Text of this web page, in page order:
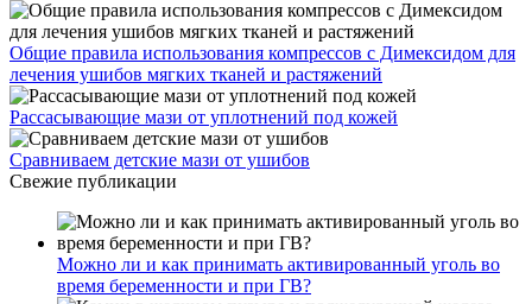
Общие правила использования компрессов с Димексидом для
лечения ушибов мягких тканей и растяжений
Рассасывающие мази от уплотнений под кожей
Сравниваем детские мази от ушибов
Свежие публикации
Можно ли и как принимать активированный уголь во
время беременности и при ГВ?